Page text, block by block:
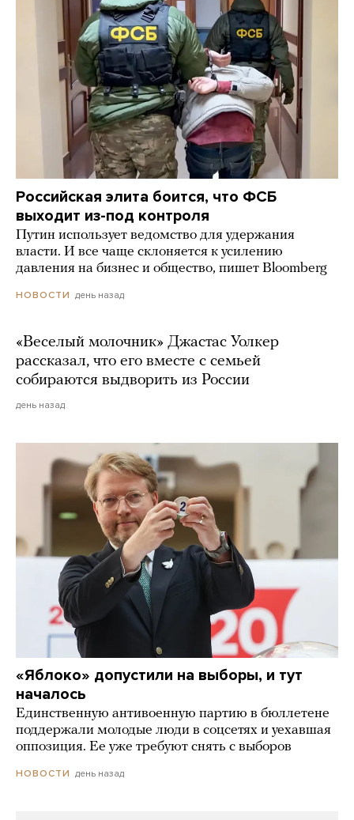
Российская элита боится, что ФСБ
выходит из-под контроля
Путин использует ведомство для удержания
власти. И все чаще склоняется к усилению
давления на бизнес и общество, пишет Bloomberg
НОВОСТИ день назад
«Веселый молочник» Джастас Уолкер
рассказал, что его вместе с семьей
собираются выдворить из России
день назад
«Яблоко» допустили на выборы, и тут
началось
Единственную антивоенную партию в бюллетене
поддержали молодые люди в соцсетях и уехавшая
оппозиция. Ее уже требуют снять с выборов
НОВОСТИ день назад